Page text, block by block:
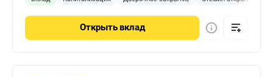
Открыть вклад